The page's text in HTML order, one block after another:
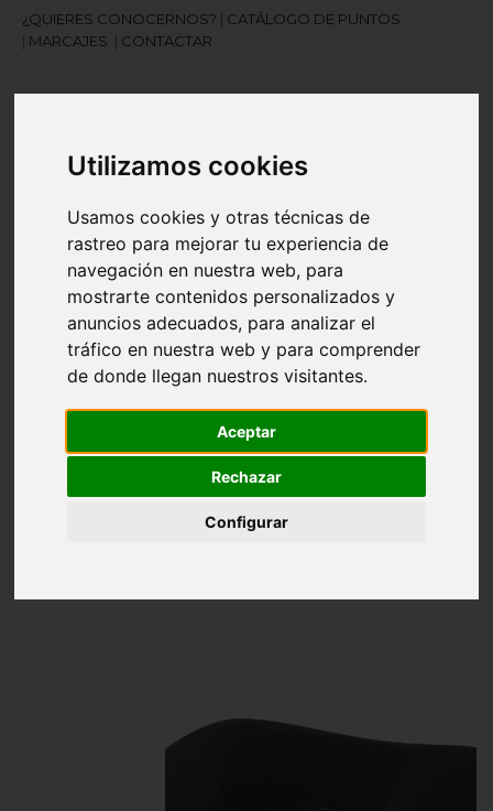
Utilizamos cookies
Usamos cookies y otras técnicas de
rastreo para mejorar tu experiencia de
navegación en nuestra web, para
mostrarte contenidos personalizados y
anuncios adecuados, para analizar el
tráfico en nuestra web y para comprender
de donde llegan nuestros visitantes.
Aceptar
Rechazar
Configurar
¿QUIERES CONOCERNOS? | CATÁLOGO DE PUNTOS
| MARCAJES | CONTACTAR
¿Necesitas ayuda?
945 121 003
Navegación
search
Inicio Almohadilla inflable de antelina